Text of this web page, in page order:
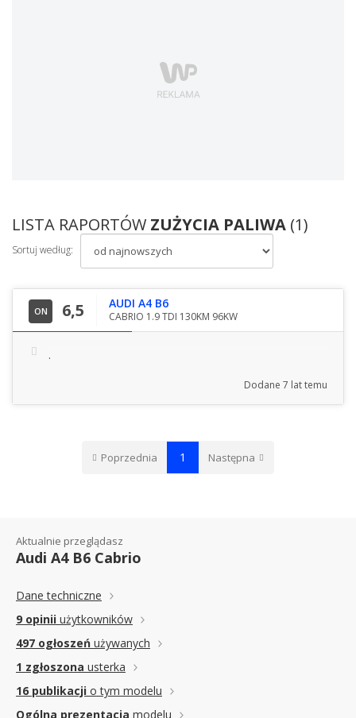
LISTA RAPORTÓW ZUŻYCIA PALIWA (1)
Sortuj według:
ON 6,5 AUDI A4 B6
CABRIO 1.9 TDI 130KM 96KW
.
Dodane 7 lat temu
Poprzednia 1 Następna
Aktualnie przeglądasz
Audi A4 B6 Cabrio
Dane techniczne
9 opinii użytkowników
497 ogłoszeń używanych
1 zgłoszona usterka
16 publikacji o tym modelu
Ogólna prezentacja modelu